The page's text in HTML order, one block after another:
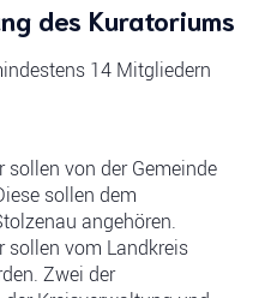
des Kuratoriums
14 Mitgliedern
von der Gemeinde
sollen dem
angehören.
sollen vom Landkreis
Zwei der